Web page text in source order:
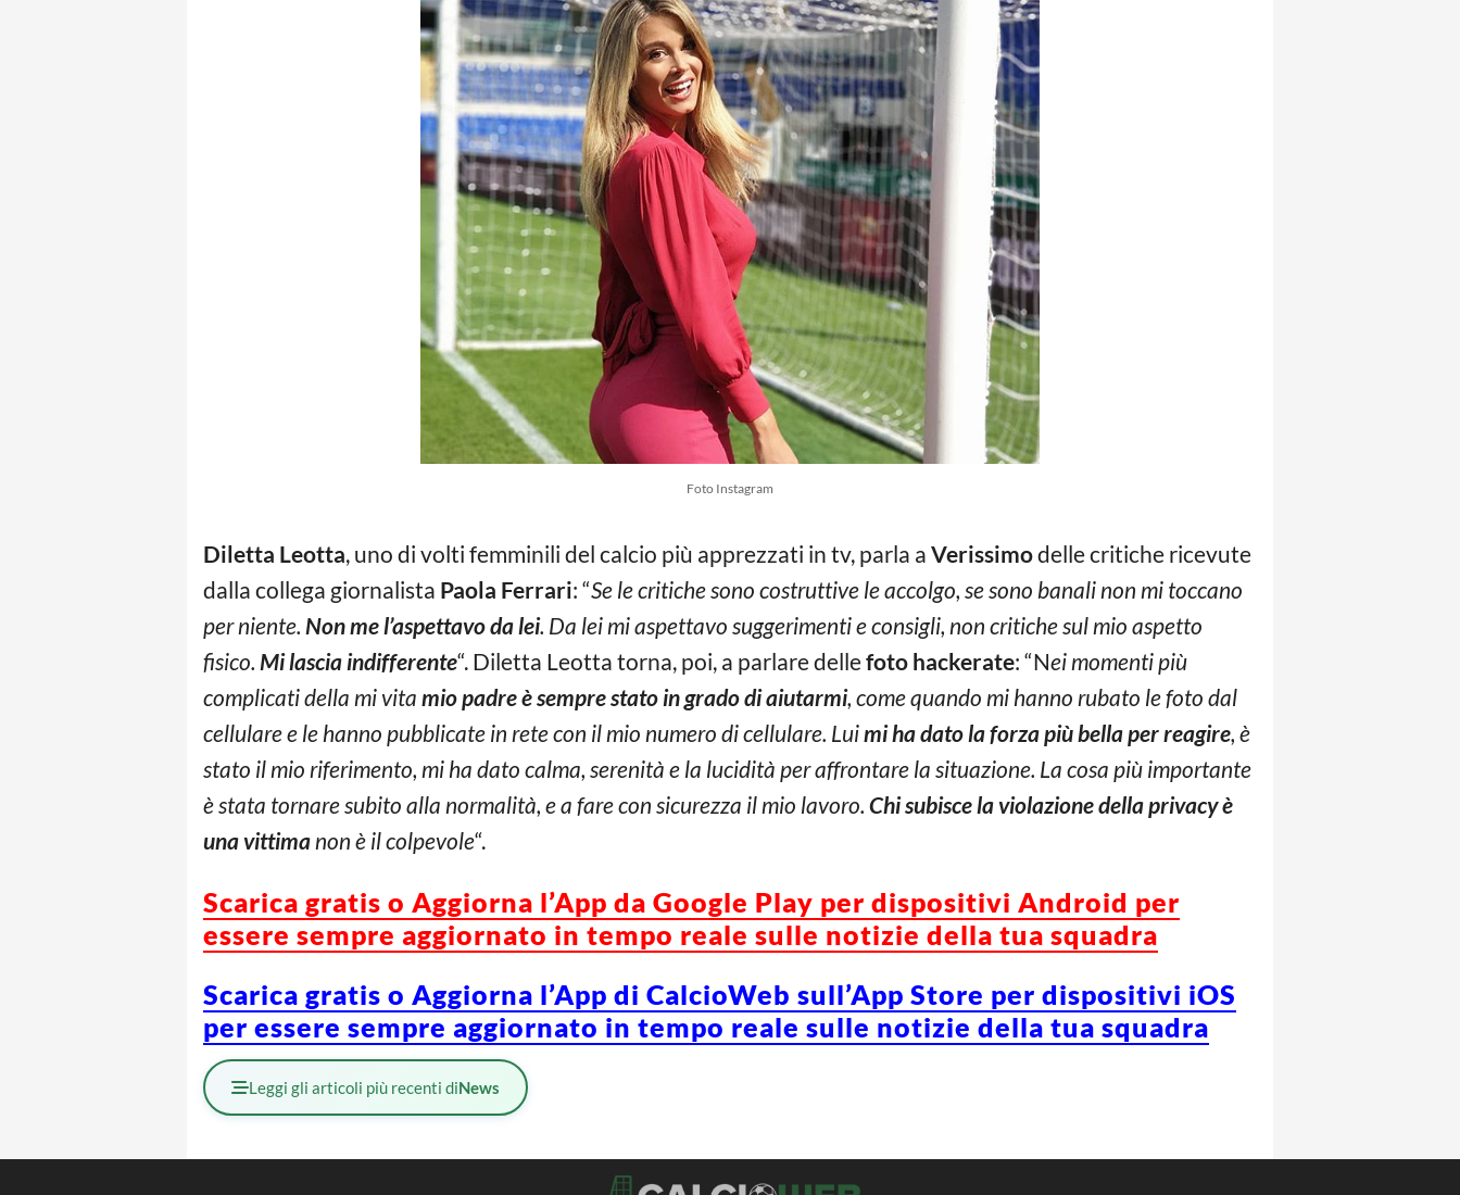
Foto Instagram
Diletta Leotta, uno di volti femminili del calcio più apprezzati in tv, parla a Verissimodelle critiche ricevute
dalla collega giornalista Paola Ferrari: “Se le critiche sono costruttive le accolgo, se sono banali non mi toccano
per niente. Non me l’aspettavo da lei. Da lei mi aspettavo suggerimenti e consigli, non critiche sul mio aspetto
fisico. Mi lascia indifferente“. Diletta Leotta torna, poi, a parlare dellefoto hackerate: “Nei momenti più
complicati della mi vita mio padre è sempre stato in grado di aiutarmi, come quando mi hanno rubato le foto dal
cellulare e le hanno pubblicate in rete con il mio numero di cellulare. Luimi ha dato la forza più bella per reagire, è
stato il mio riferimento, mi ha dato calma, serenità e la lucidità per affrontare la situazione. La cosa più importante
è stata tornare subito alla normalità, e a fare con sicurezza il mio lavoro. Chi subisce la violazione della privacy è
una vittima non è il colpevole“.
Scarica gratis o Aggiorna l’App da Google Play per dispositivi Android per
essere sempre aggiornato in tempo reale sulle notizie della tua squadra
Scarica gratis o Aggiorna l’App di CalcioWeb sull’App Store per dispositivi iOS
per essere sempre aggiornato in tempo reale sulle notizie della tua squadra
Leggi gli articoli più recenti diNews